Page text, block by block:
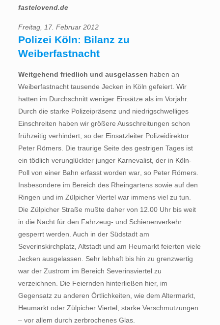
fastelovend.de
Freitag, 17. Februar 2012
Polizei Köln: Bilanz zu
Weiberfastnacht
Weitgehend friedlich und ausgelassen haben an
Weiberfastnacht tausende Jecken in Köln gefeiert. Wir
hatten im Durchschnitt weniger Einsätze als im Vorjahr.
Durch die starke Polizeipräsenz und niedrigschwelliges
Einschreiten haben wir größere Ausschreitungen schon
frühzeitig verhindert, so der Einsatzleiter Polizeidirektor
Peter Römers. Die traurige Seite des gestrigen Tages ist
ein tödlich verunglückter junger Karnevalist, der in Köln-
Poll von einer Bahn erfasst worden war, so Peter Römers.
Insbesondere im Bereich des Rheingartens sowie auf den
Ringen und im Zülpicher Viertel war immens viel zu tun.
Die Zülpicher Straße mußte daher von 12.00 Uhr bis weit
in die Nacht für den Fahrzeug- und Schienenverkehr
gesperrt werden. Auch in der Südstadt am
Severinskirchplatz, Altstadt und am Heumarkt feierten viele
Jecken ausgelassen. Sehr lebhaft bis hin zu grenzwertig
war der Zustrom im Bereich Severinsviertel zu
verzeichnen. Die Feiernden hinterließen hier, im
Gegensatz zu anderen Örtlichkeiten, wie dem Altermarkt,
Heumarkt oder Zülpicher Viertel, starke Verschmutzungen
– vor allem durch zerbrochenes Glas.